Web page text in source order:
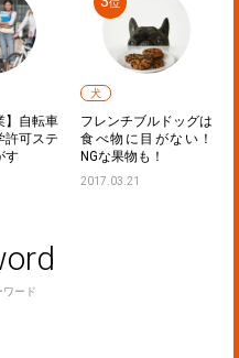
ドッグは
がない！
！
犬
落ち着きのあるポメラ
ニアンにしてみせる！
～子犬のしつけ～
2017.04.06
ワード